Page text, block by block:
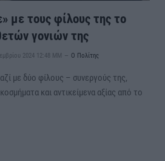
με τους φίλους της το
γονιών της
2024 12:48 ΜΜ Ο Πολίτης
με δύο φίλους – συνεργούς της,
και αντικείμενα αξίας από το